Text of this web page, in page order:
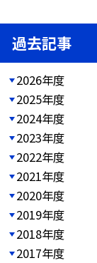
過去記事
2026年度
2025年度
2024年度
2023年度
2022年度
2021年度
2020年度
2019年度
2018年度
2017年度